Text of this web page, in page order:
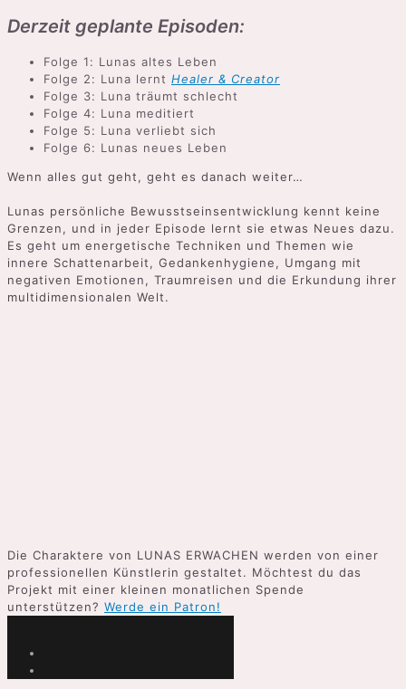
Derzeit geplante Episoden:
Folge 1: Lunas altes Leben
Folge 2: Luna lernt Healer & Creator
Folge 3: Luna träumt schlecht
Folge 4: Luna meditiert
Folge 5: Luna verliebt sich
Folge 6: Lunas neues Leben
Wenn alles gut geht, geht es danach weiter…
Lunas persönliche Bewusstseinsentwicklung kennt keine
Grenzen, und in jeder Episode lernt sie etwas Neues dazu.
Es geht um energetische Techniken und Themen wie
innere Schattenarbeit, Gedankenhygiene, Umgang mit
negativen Emotionen, Traumreisen und die Erkundung ihrer
multidimensionalen Welt.
Die Charaktere von LUNAS ERWACHEN werden von einer
professionellen Künstlerin gestaltet. Möchtest du das
Projekt mit einer kleinen monatlichen Spende
unterstützen? Werde ein Patron!